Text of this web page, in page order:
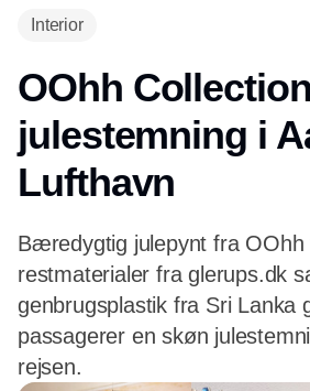
Interior
OOhh
julestemning i
Lufthavn
Bæredygtig julepynt fra OOhh
restmaterialer fra glerups.dk
genbrugsplastik fra Sri Lanka
passagerer en skøn
rejsen.